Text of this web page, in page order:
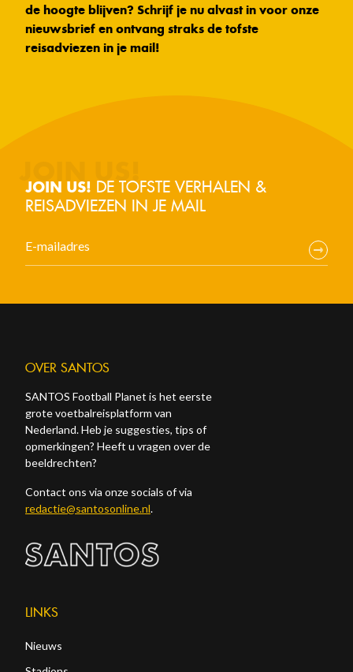
de hoogte blijven? Schrijf je nu alvast in voor onze
nieuwsbrief en ontvang straks de tofste
reisadviezen in je mail!
JOIN US! DE TOFSTE VERHALEN &
REISADVIEZEN IN JE MAIL
OVER SANTOS
SANTOS Football Planet is het eerste
grote voetbalreisplatform van
Nederland. Heb je suggesties, tips of
opmerkingen? Heeft u vragen over de
beeldrechten?
Contact ons via onze socials of via
redactie@santosonline.nl.
LINKS
Nieuws